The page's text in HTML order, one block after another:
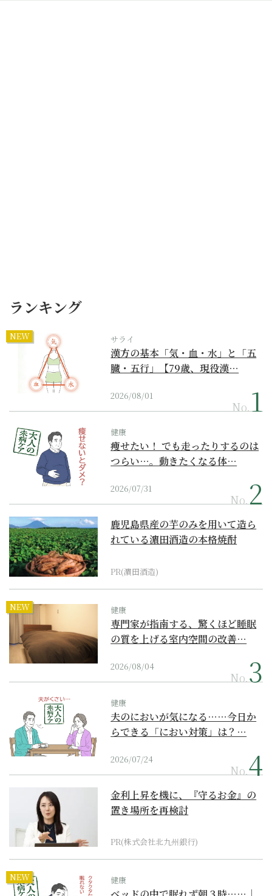
ランキング
NEW サライ
漢方の基本「気・血・水」と「五
臓・五行」【79歳、現役漢…
2026/08/01
No.
健康
痩せたい！ でも走ったりするのは
つらい…。動きたくなる体…
2026/07/31
No.
鹿児島県産の芋のみを用いて造ら
れている濵田酒造の本格焼酎
PR(濵田酒造)
NEW 健康
専門家が指南する、驚くほど睡眠
の質を上げる室内空間の改善…
2026/08/04
No.
健康
夫のにおいが気になる……今日か
らできる「におい対策」は？…
2026/07/24
No.
金利上昇を機に、『守るお金』の
置き場所を再検討
PR(株式会社北九州銀行)
NEW 健康